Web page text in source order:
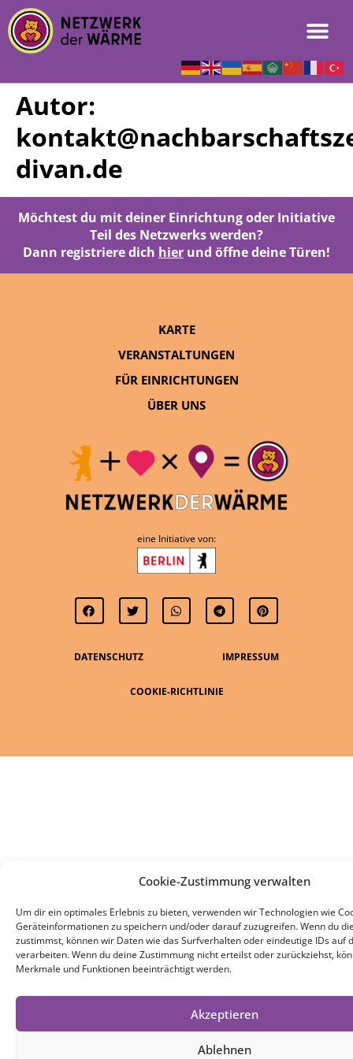
Cookie-Zustimmung verwalten
Um dir ein optimales Erlebnis zu bieten, verwenden wir Technologien wie
Geräteinformationen zu speichern und/oder darauf zuzugreifen. Wenn du
zustimmst, können wir Daten wie das Surfverhalten oder eindeutige IDs auf
verarbeiten. Wenn du deine Zustimmung nicht erteilst oder zurückziehst,
Merkmale und Funktionen beeinträchtigt werden.
Akzeptieren
Ablehnen
Autor:
divan.de
Möchtest du mit deiner Einrichtung oder Initiative
Teil des Netzwerks werden?
Dann registriere dich hier und öffne deine Türen!
DATENSCHUTZ IMPRESSUM
COOKIE-RICHTLINIE
eine Initiative von:
KARTE
VERANSTALTUNGEN
FÜR EINRICHTUNGEN
ÜBER UNS